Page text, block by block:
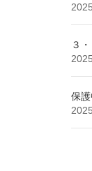
３
保